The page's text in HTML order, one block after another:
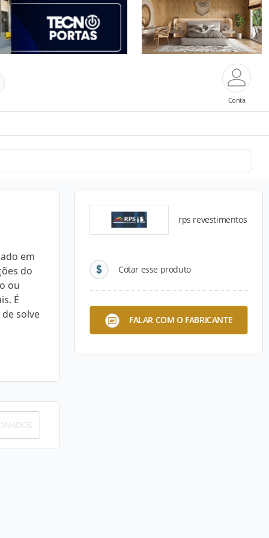
Conta
em
do
ou
É
solve
rps revestimentos
Cotar esse produto
FALAR COM O FABRICANTE